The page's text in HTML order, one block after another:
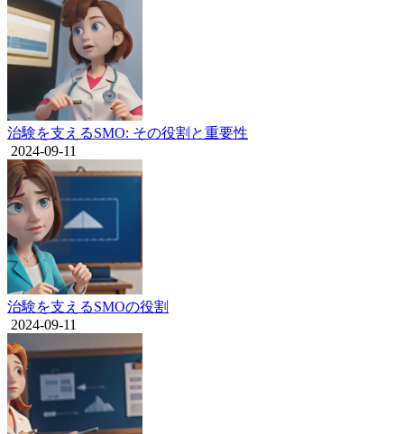
治験を支えるSMO: その役割と重要性
2024-09-11
治験を支えるSMOの役割
2024-09-11